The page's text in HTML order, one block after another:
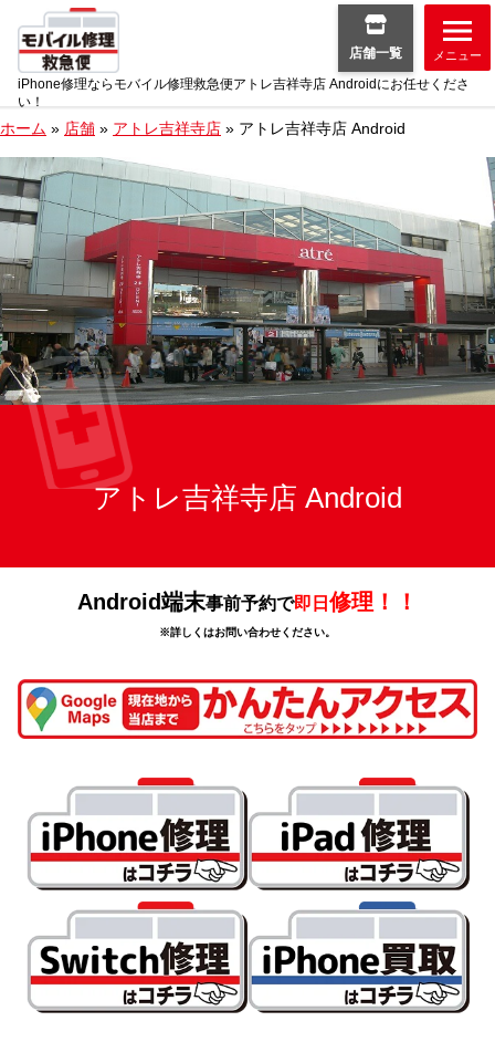
iPhone修理ならモバイル修理救急便アトレ吉祥寺店 Androidにお任せくださ
い！
店舗一覧 メニュー
ホーム » 店舗 » アトレ吉祥寺店 » アトレ吉祥寺店 Android
アトレ吉祥寺店 Android
Android端末事前予約で即日修理！！
※詳しくはお問い合わせください。